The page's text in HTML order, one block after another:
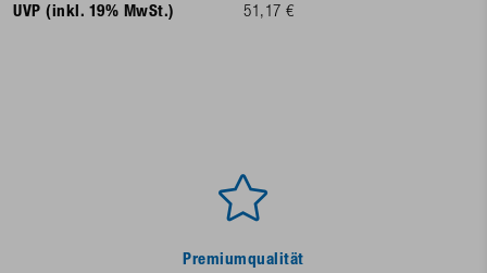
UVP (inkl. 19% MwSt.)
51,17 €
Premiumqualität